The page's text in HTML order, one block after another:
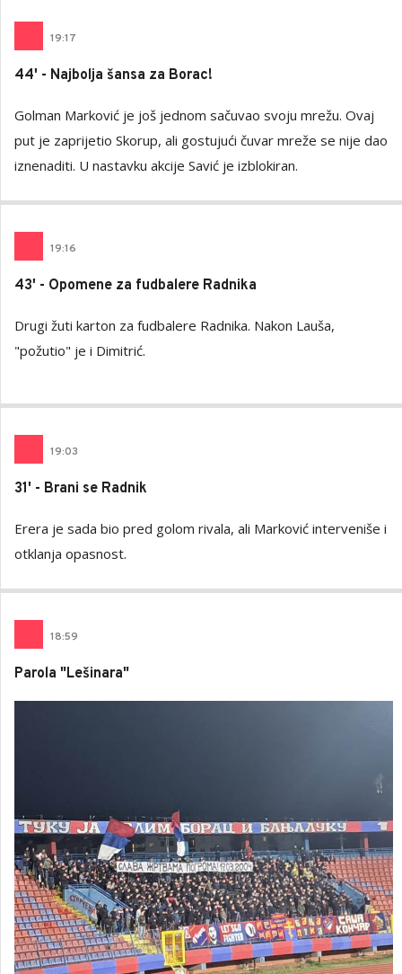
19:17
44' - Najbolja šansa za Borac!
Golman Marković je još jednom sačuvao svoju mrežu. Ovaj
put je zaprijetio Skorup, ali gostujući čuvar mreže se nije dao
iznenaditi. U nastavku akcije Savić je izblokiran.
19:16
43' - Opomene za fudbalere Radnika
Drugi žuti karton za fudbalere Radnika. Nakon Lauša,
"požutio" je i Dimitrić.
19:03
31' - Brani se Radnik
Erera je sada bio pred golom rivala, ali Marković interveniše i
otklanja opasnost.
18:59
Parola "Lešinara"